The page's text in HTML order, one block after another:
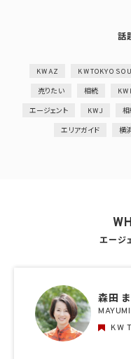
話
KW AZ KW TOKYO
売りたい 相続 KW
エージェント KWJ 相
エリアガイド 横
エージ
森田
KW